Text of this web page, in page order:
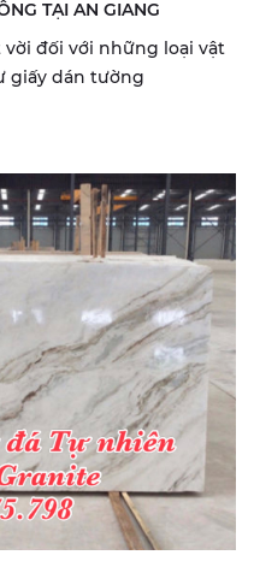
TẠI AN GIANG
đối với những loại vật
giấy dán tường